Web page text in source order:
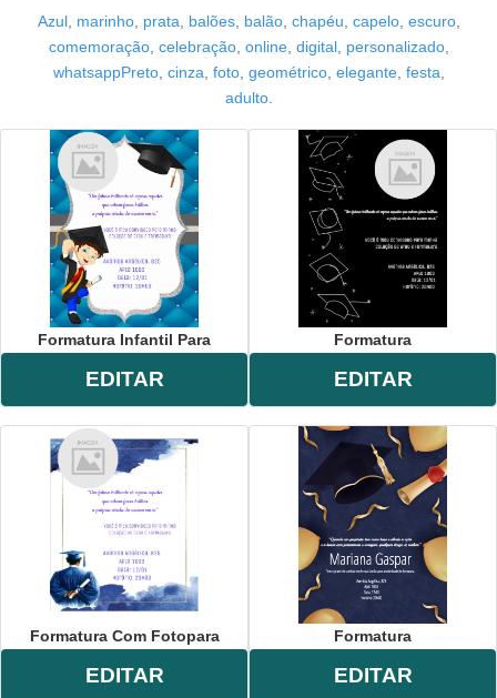
Azul, marinho, prata balões, balão, chapéu capelo, escuro,
comemoração, celebração, online, digital, personalizado,
whatsappPreto, cinza foto, geométrico, elegante, festa
adulto.
Formatura Infantil Para
EDITAR
Formatura
EDITAR
Formatura Com Fotopara
EDITAR
Formatura
EDITAR